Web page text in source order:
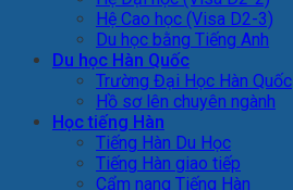
Hệ Cao học (Visa D2-3)
Du học bằng Tiếng Anh
Du học Hàn Quốc
Trường Đại Học Hàn Quốc
Hồ sơ lên chuyên ngành
Học tiếng Hàn
Tiếng Hàn Du Học
Tiếng Hàn giao tiếp
Cẩm nang Tiếng Hàn